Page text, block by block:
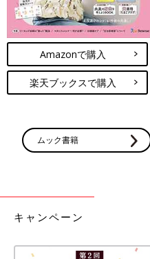
Amazonで購入
楽天ブックスで購入
ムック書籍
キャンペーン